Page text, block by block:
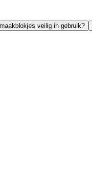
veilig in gebruik?